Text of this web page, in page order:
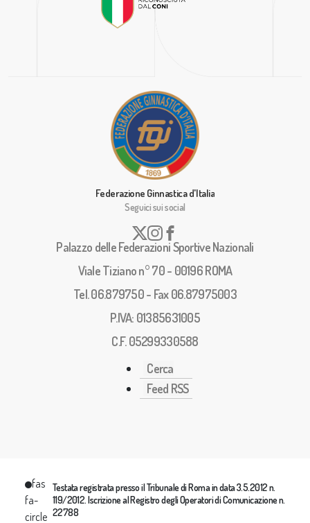
Federazione Ginnastica d'Italia
Seguici sui social
Palazzo delle Federazioni Sportive Nazionali
Viale Tiziano n° 70 - 00196 ROMA
Tel. 06.879750 - Fax 06.87975003
P.IVA: 01385631005
C.F. 05299330588
Cerca
Feed RSS
fas
fa-
circle
Testata registrata presso il Tribunale di Roma in data 3.5.2012 n.
119/2012. Iscrizione al Registro degli Operatori di Comunicazione n.
22788